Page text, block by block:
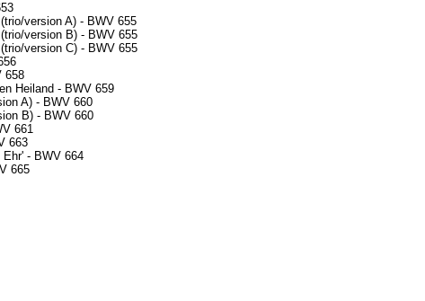
version A) - BWV 655
version B) - BWV 655
version C) - BWV 655
658
Heiland - BWV 659
A) - BWV 660
B) - BWV 660
661
663
- BWV 664
665